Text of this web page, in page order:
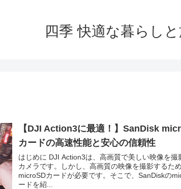
四季 快適な暮らし
【DJI Action3に最適！】SanDisk
カードの高速性能と安心の信頼性
はじめに DJI Action3は、高画質で美しい映像を撮影できるアクション
カメラです。しかし、高画質の映像を撮影するた
microSDカードが必要です。そこで、SanDiskの
ードを紹...